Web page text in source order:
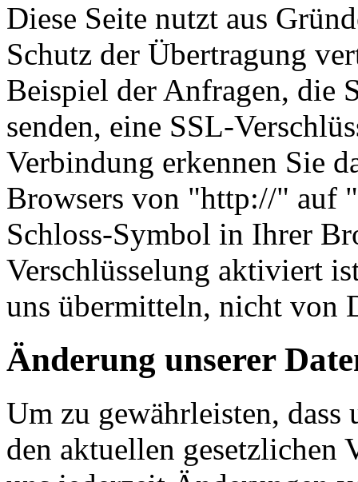
Diese Seite nutzt aus
Schutz der Übertragung
Beispiel der Anfragen, die
senden, eine SSL-
Verbindung erkennen Sie
Browsers von "http://" auf
Schloss-Symbol in Ihrer
Verschlüsselung aktiviert
uns übermitteln, nicht von
Änderung unserer
Um zu gewährleisten, dass
den aktuellen gesetzlichen